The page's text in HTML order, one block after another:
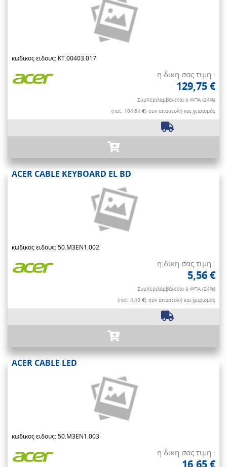
κωδικος ειδους: KT.00403.017
η δικη σας τιμη :
129,75 €
Συμπεριλαμβάνεται ο ΦΠΑ (24%)
(net. 104,64 €) συν αποστολή και χειρισμός
ACER CABLE KEYBOARD EL BD
κωδικος ειδους: 50.M3EN1.002
η δικη σας τιμη :
5,56 €
Συμπεριλαμβάνεται ο ΦΠΑ (24%)
(net. 4,48 €) συν αποστολή και χειρισμός
ACER CABLE LED
κωδικος ειδους: 50.M3EN1.003
η δικη σας τιμη :